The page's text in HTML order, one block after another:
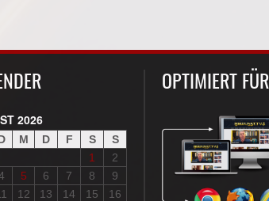
2026
M D F S
S
1
2
5 6 7 8
9
12 13 14 15 16
OPTIMIERT FÜR